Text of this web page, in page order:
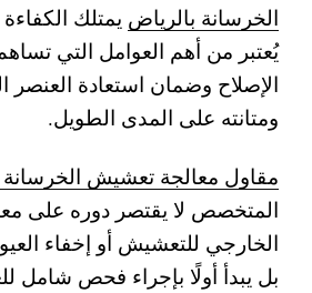
الخرسانة بالرياض يمتلك الكفاءة
يُعتبر من أهم العوامل التي
الإصلاح وضمان استعادة العنصر
ومتانته على المدى الطويل.
مقاول معالجة تعشيش الخرسانة
المتخصص لا يقتصر دوره على
الخارجي للتعشيش أو إخفاء
بل يبدأ أولًا بإجراء فحص شامل